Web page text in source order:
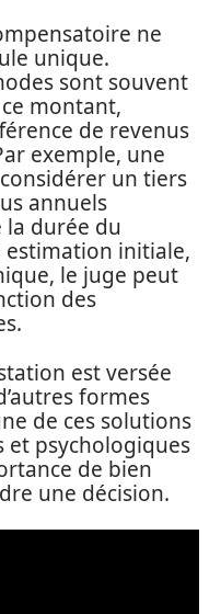
ne
unique.
sont souvent
montant,
de revenus
exemple, une
un tiers
annuels
durée du
estimation initiale,
le juge peut
des
est versée
formes
de ces solutions
et psychologiques
de bien
une décision.